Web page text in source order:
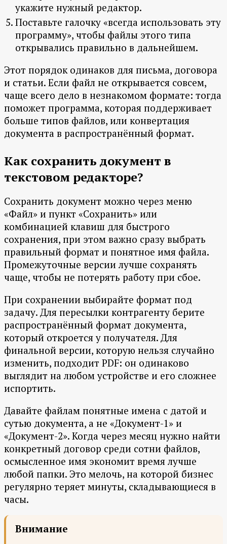
укажите нужный редактор.
Поставьте галочку «всегда использовать эту
программу», чтобы файлы этого типа
открывались правильно в дальнейшем.
Этот порядок одинаков для письма, договора
и статьи. Если файл не открывается совсем,
чаще всего дело в незнакомом формате: тогда
поможет программа, которая поддерживает
больше типов файлов, или конвертация
документа в распространённый формат.
Как сохранить документ в
текстовом редакторе?
Сохранить документ можно через меню
«Файл» и пункт «Сохранить» или
комбинацией клавиш для быстрого
сохранения, при этом важно сразу выбрать
правильный формат и понятное имя файла.
Промежуточные версии лучше сохранять
чаще, чтобы не потерять работу при сбое.
При сохранении выбирайте формат под
задачу. Для пересылки контрагенту берите
распространённый формат документа,
который откроется у получателя. Для
финальной версии, которую нельзя случайно
изменить, подходит PDF: он одинаково
выглядит на любом устройстве и его сложнее
испортить.
Давайте файлам понятные имена с датой и
сутью документа, а не «Документ-1» и
«Документ-2». Когда через месяц нужно найти
конкретный договор среди сотни файлов,
осмысленное имя экономит время лучше
любой папки. Это мелочь, на которой бизнес
регулярно теряет минуты, складывающиеся в
часы.
Внимание